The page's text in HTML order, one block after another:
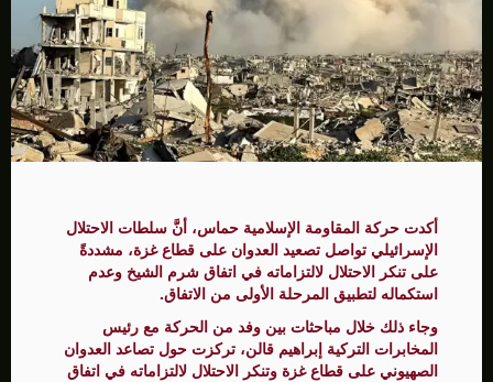
أكدت حركة المقاومة الإسلامية حماس، أنَّ سلطات الاحتلال
الإسرائيلي تواصل تصعيد العدوان على قطاع غزة، مشددةً
على تنكر الاحتلال لالتزاماته في اتفاق شرم الشيخ وعدم
استكماله لتطبيق المرحلة الأولى من الاتفاق.
وجاء ذلك خلال مباحثات بين وفد من الحركة مع رئيس
المخابرات التركية إبراهيم قالن، تركزت حول تصاعد العدوان
الصهيوني على قطاع غزة وتنكر الاحتلال لالتزاماته في اتفاق